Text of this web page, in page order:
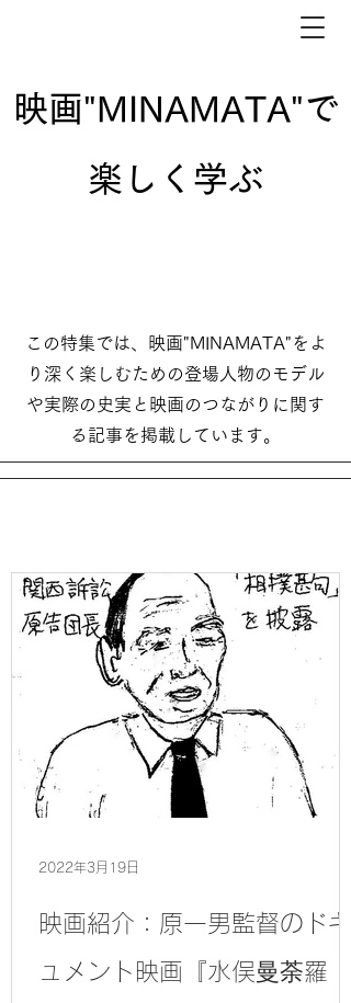
映画"MINAMATA"で
楽しく学ぶ
この特集では、映画"MINAMATA"をよ
り深く楽しむための登場人物のモデル
や実際の史実と映画のつながりに関す
る記事を掲載しています。
映画紹介：原一男監督のドキ
ュメント映画『水俣曼荼羅
2022年3月19日